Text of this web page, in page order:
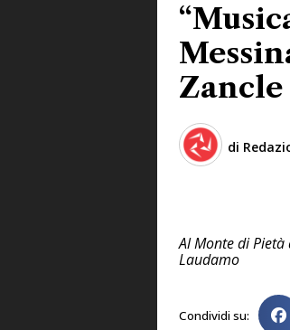
di
Al Monte di
Laudamo
Condividi su: